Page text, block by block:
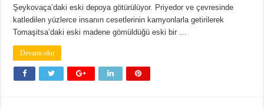
Şeykovaça’daki eski depoya götürülüyor. Priyedor ve çevresinde
katledilen yüzlerce insanın cesetlerinin kamyonlarla getirilerek
Tomaşitsa’daki eski madene gömüldüğü eski bir …
Devamı oku